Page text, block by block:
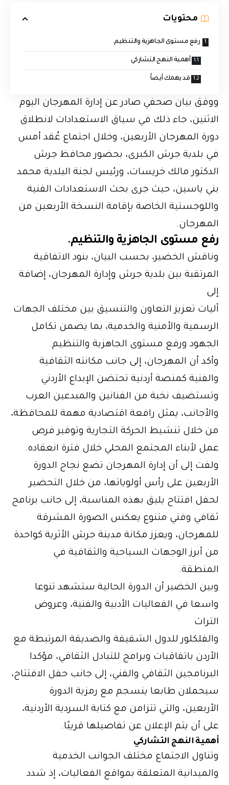
محتويات
رفع مستوى الجاهزية والتنظيم.
أهمية النهج التشاركي
قد يهمك أيضاً
ووفق بيان صحفي صادر عن إدارة المهرجان اليوم
الاثنين، جاء ذلك في سياق الاستعدادات لانطلاق
دورة المهرجان الأربعين، وخلال اجتماع عُقد أمس
في بلدية جرش الكبرى، بحضور محافظ جرش
الدكتور مالك خريسات، ورئيس لجنة البلدية محمد
بني ياسين، حيث جرى بحث الاستعدادات الفنية
واللوجستية الخاصة بإقامة النسخة الأربعين من
المهرجان.
رفع مستوى الجاهزية والتنظيم.
وناقش الخضير، بحسب البيان، بنود الاتفاقية
المرتقبة بين بلدية جرش وإدارة المهرجان، إضافة
إلى
آليات تعزيز التعاون والتنسيق بين مختلف الجهات
الرسمية والأمنية والخدمية، بما يضمن تكامل
الجهود ورفع مستوى الجاهزية والتنظيم.
وأكد أن المهرجان، إلى جانب مكانته الثقافية
والفنية كمنصة أردنية تحتضن الإبداع الأردني
وتستضيف نخبة من الفنانين والمبدعين العرب
والأجانب، يمثل رافعة اقتصادية مهمة للمحافظة،
من خلال تنشيط الحركة التجارية وتوفير فرص
عمل لأبناء المجتمع المحلي خلال فترة انعقاده.
ولفت إلى أن إدارة المهرجان تضع نجاح الدورة
الأربعين على رأس أولوياتها، من خلال التحضير
لحفل افتتاح يليق بهذه المناسبة، إلى جانب برنامج
ثقافي وفني متنوع يعكس الصورة المشرقة
للمهرجان، ويعزز مكانة مدينة جرش الأثرية كواحدة
من أبرز الوجهات السياحية والثقافية في
المنطقة.
وبين الخضير أن الدورة الحالية ستشهد تنوعا
واسعا في الفعاليات الأدبية والفنية، وعروض
التراث
والفلكلور للدول الشقيقة والصديقة المرتبطة مع
الأردن باتفاقيات وبرامج للتبادل الثقافي، مؤكدا
البرنامجين الثقافي والفني، إلى جانب حفل الافتتاح،
سيحملان طابعا ينسجم مع رمزية الدورة
الأربعين، والتي تتزامن مع كتابة السردية الأردنية،
على أن يتم الإعلان عن تفاصيلها قريبًا.
أهمية النهج التشاركي
وتناول الاجتماع مختلف الجوانب الخدمية
والميدانية المتعلقة بمواقع الفعاليات، إذ شدد